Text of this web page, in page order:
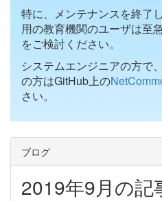
特に、メンテナンスを終了
用の教育機関のユーザは至
をご検討ください。
システムエンジニアの方で
の方はGitHub上の
さい。
ブログ
2019年9月の記